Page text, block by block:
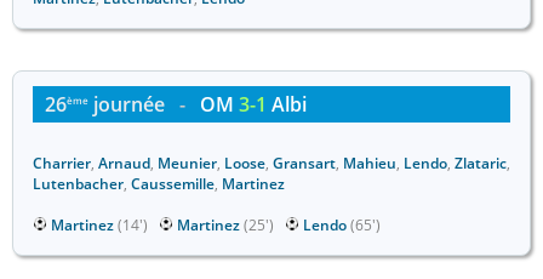
26ème journée - OM 3-1 Albi
Charrier, Arnaud, Meunier, Loose, Gransart, Mahieu, Lendo, Zlataric,
Lutenbacher, Caussemille, Martinez
Martinez(14') Martinez(25') Lendo(65')